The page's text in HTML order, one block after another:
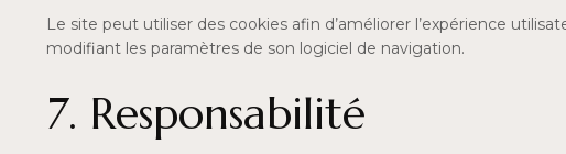
Le site peut utiliser des cookies afin d’améliorer l’expérience
modifiant les paramètres de son logiciel de navigation.
7. Responsabilité